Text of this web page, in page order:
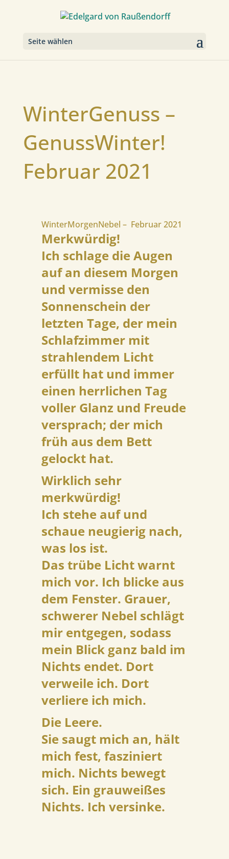
Seite wählen
WinterGenuss –
GenussWinter!
Februar 2021
WinterMorgenNebel – Februar 2021
Merkwürdig!
Ich schlage die Augen
auf an diesem Morgen
und vermisse den
Sonnenschein der
letzten Tage, der mein
Schlafzimmer mit
strahlendem Licht
erfüllt hat und immer
einen herrlichen Tag
voller Glanz und Freude
versprach; der mich
früh aus dem Bett
gelockt hat.
Wirklich sehr
merkwürdig!
Ich stehe auf und
schaue neugierig nach,
was los ist.
Das trübe Licht warnt
mich vor. Ich blicke aus
dem Fenster. Grauer,
schwerer Nebel schlägt
mir entgegen, sodass
mein Blick ganz bald im
Nichts endet. Dort
verweile ich. Dort
verliere ich mich.
Die Leere.
Sie saugt mich an, hält
mich fest, fasziniert
mich. Nichts bewegt
sich. Ein grauweißes
Nichts. Ich versinke.